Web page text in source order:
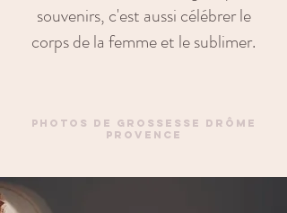
souvenirs, c'est aussi célébrer le
corps de la femme et le sublimer.
photos de grossesse drôme
provence